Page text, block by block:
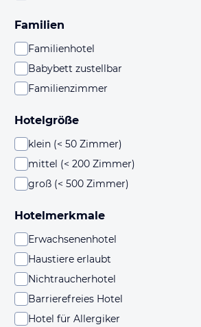
Familien
Familienhotel
Babybett zustellbar
Familienzimmer
Hotelgröße
klein (< 50 Zimmer)
mittel (< 200 Zimmer)
groß (< 500 Zimmer)
Hotelmerkmale
Erwachsenenhotel
Haustiere erlaubt
Nichtraucherhotel
Barrierefreies Hotel
Hotel für Allergiker